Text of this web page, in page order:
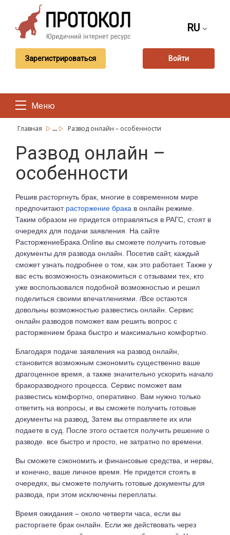
RU
Зарегистрироваться Войти
Меню
Главная ... Развод онлайн – особенности
Развод онлайн –
особенности
Решив расторгнуть брак, многие в современном мире
предпочитают расторжение брака в онлайн режиме.
Таким образом не придется отправляться в РАГС, стоят в
очередях для подачи заявления. На сайте
РасторжениеБрака.Online вы сможете получить готовые
документы для развода онлайн. Посетив сайт, каждый
сможет узнать подробнее о том, как это работает. Также у
вас есть возможность ознакомиться с отзывами тех, кто
уже воспользовался подобной возможностью и решил
поделиться своими впечатлениями. /Все остаются
довольны возможностью развестись онлайн. Сервис
онлайн разводов поможет вам решить вопрос с
расторжением брака быстро и максимально комфортно.
Благодаря подаче заявления на развод онлайн,
становится возможным сэкономить существенно ваше
драгоценное время, а также значительно ускорить начало
бракоразводного процесса. Сервис поможет вам
развестись комфортно, оперативно. Вам нужно только
ответить на вопросы, и вы сможете получить готовые
документы на развод, Затем вы отправляете их или
подаете в суд. После этого остается получить решение о
разводе. все быстро и просто, не затратно по времени.
Вы сможете сэкономить и финансовые средства, и нервы,
и конечно, ваше личное время. Не придется стоять в
очередях, вы сможете получить готовые документы для
развода, при этом исключены переплаты.
Время ожидания – около четверти часа, если вы
расторгаете брак онлайн. Если же действовать через